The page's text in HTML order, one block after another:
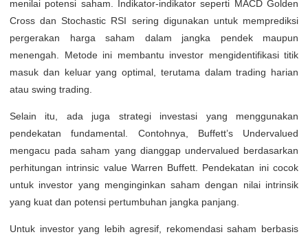
menilai potensi saham. Indikator-indikator seperti MACD Golden
Cross dan Stochastic RSI sering digunakan untuk memprediksi
pergerakan harga saham dalam jangka pendek maupun
menengah. Metode ini membantu investor mengidentifikasi titik
masuk dan keluar yang optimal, terutama dalam trading harian
atau swing trading.
Selain itu, ada juga strategi investasi yang menggunakan
pendekatan fundamental. Contohnya, Buffett’s Undervalued
mengacu pada saham yang dianggap undervalued berdasarkan
perhitungan intrinsic value Warren Buffett. Pendekatan ini cocok
untuk investor yang menginginkan saham dengan nilai intrinsik
yang kuat dan potensi pertumbuhan jangka panjang.
Untuk investor yang lebih agresif, rekomendasi saham berbasis